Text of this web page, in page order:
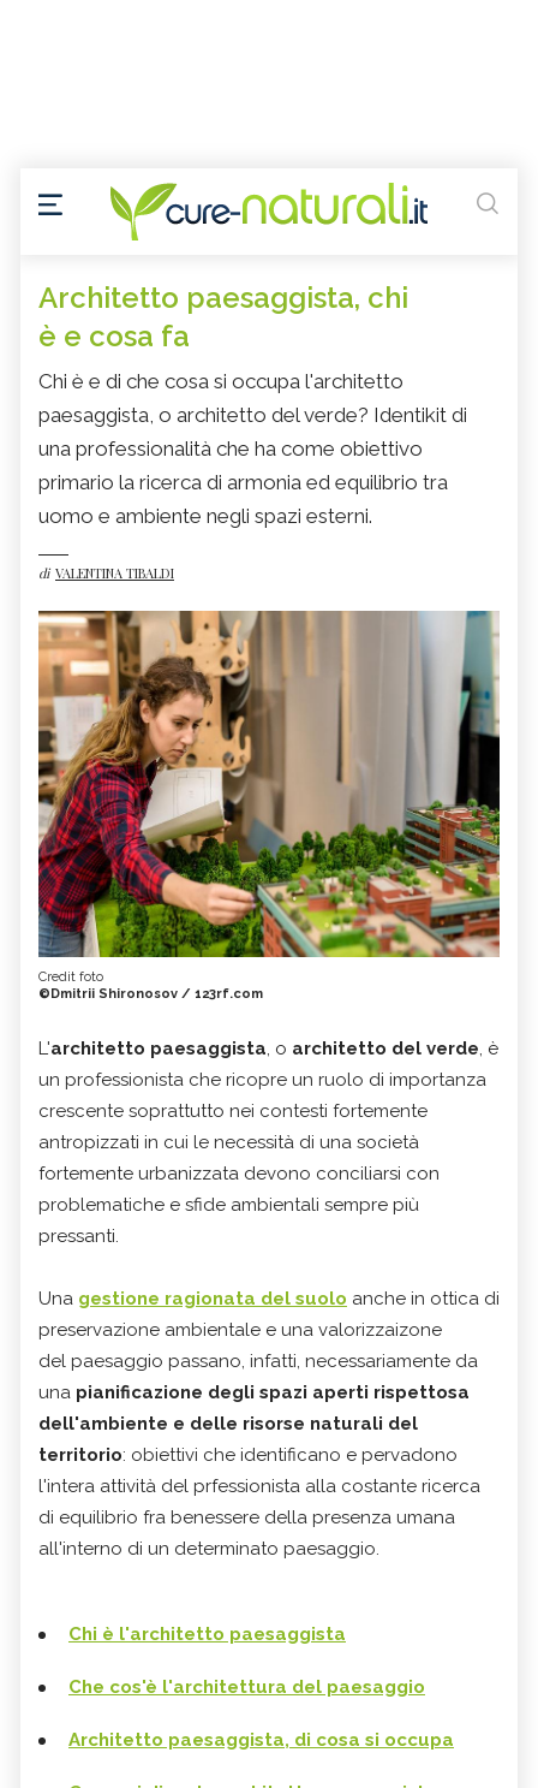
Architetto paesaggista, chi
è e cosa fa
Chi è e di che cosa si occupa l'architetto
paesaggista, o architetto del verde? Identikit di
una professionalità che ha come obiettivo
primario la ricerca di armonia ed equilibrio tra
uomo e ambiente negli spazi esterni.
di VALENTINA TIBALDI
Credit foto
©Dmitrii Shironosov / 123rf.com
L'architetto paesaggista, o architetto del verde, è
un professionista che ricopre un ruolo di importanza
crescente soprattutto nei contesti fortemente
antropizzati in cui le necessità di una società
fortemente urbanizzata devono conciliarsi con
problematiche e sfide ambientali sempre più
pressanti.
Una gestione ragionata del suolo anche in ottica di
preservazione ambientale e una valorizzaizone
del paesaggio passano, infatti, necessariamente da
una pianificazione degli spazi aperti rispettosa
dell'ambiente e delle risorse naturali del
territorio: obiettivi che identificano e pervadono
l'intera attività del prfessionista alla costante ricerca
di equilibrio fra benessere della presenza umana
all'interno di un determinato paesaggio.
Chi è l'architetto paesaggista
Che cos'è l'architettura del paesaggio
Architetto paesaggista, di cosa si occupa